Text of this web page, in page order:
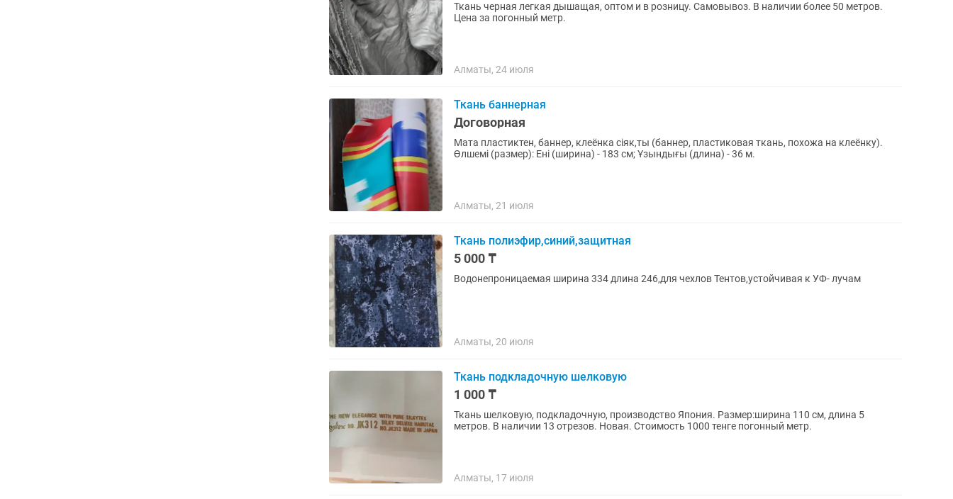
Ткань черная легкая дышащая, оптом и в розницу. Самовывоз. В наличии более 50 метров.
Цена за погонный метр.
Алматы, 24 июля
Ткань баннерная
Договорная
Мата пластиктен, баннер, клеёнка ciяк,ты (баннер, пластиковая ткань, похожа на клеёнку).
Өлшемi (размер): Ені (ширина) - 183 см; Ұзындығы (длина) - 36 м.
Алматы, 21 июля
Ткань полиэфир,синий,защитная
5 000 ₸
Водонепроницаемая ширина 334 длина 246,для чехлов Тентов,устойчивая к УФ- лучам
Алматы, 20 июля
Ткань подкладочную шелковую
1 000 ₸
Ткань шелковую, подкладочную, производство Япония. Размер:ширина 110 см, длина 5
метров. В наличии 13 отрезов. Новая. Стоимость 1000 тенге погонный метр.
Алматы, 17 июля